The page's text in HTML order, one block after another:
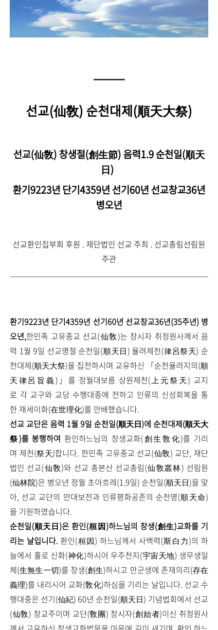
선교(仙敎) 순천대제(順天大祭)
선교(仙敎) 창생절(創生節) 음력1.9 순천일(順天
日)
환기9223년 단기4359년 선기60년 선교창교36년
병오년
선교환인집부회 후원 . 재단법인 선교 주최 . 선교총림선림원
주관
환기9223년 단기4359년 선기60년 선교창교36년(35주년) 병
오년,한민족 고유종교 선교(仙敎)는 창시자 취정원사께서 음
력 1월 9일 선교명절 순천일(順天日) 율려제천(律呂祭天) 순
천대제(順天大祭)을 집전하시며 교유하신 「순천율려지의(順
天律呂旨義)」를 정월대보름 상원제천(上元祭天) 교지
로 각 교구와 교당 수행대중에 전하고 인류의 신성회복을 통
한 재세이화(在世理化)를 안배했습니다.
선교 교단은 음력 1월 9일 순천일(順天日)에 순천대제(順天大
祭)를 봉행하여 환인하느님의 창생교화(創生敎化)를 기리
며 제천(祭天)합니다. 한민족 고유종교 선교(仙敎) 교단, 재단
법인 선교(仙敎)와 선교 총본산 선교총림(仙敎叢林) 선림원
(仙林院)은 병오년 정월 초아흐레(1.9일) 순천일(順天日)을 맞
아, 선교 교단의 만대보전과 인류평화공존의 순천명(順天命)
을 기원하였습니다.
순천일(順天日)은 환인(桓因)하느님의 창생(創生)교화를 기
리는 날입니다. 환인(桓因) 하느님께서 사백력(斯白力)의 하
늘에서 홀로 신화(神化)하시어 우주천지(宇宙天地) 생무생일
체(生無生一切)를 창생(創生)하시고 만군생에 존재의리(存在
義理)를 내리시어 교화(敎化)하심을 기리는 날입니다. 선교 수
행대중은 선기(仙紀) 60년 순천일(順天日) 기념법회에서 선교
(仙敎) 창교주이며 교단(敎團) 창시자(創始者)이신 취정원사